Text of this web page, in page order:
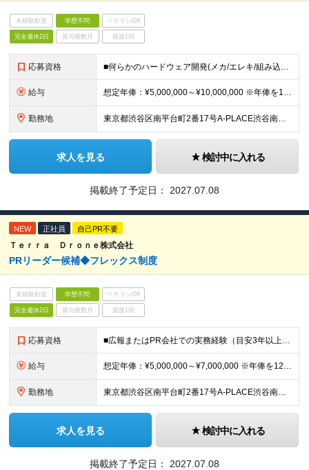
未経験歓迎 学歴不問 ベテランOK
完全週休2日 賞与複数月 面接1回
応募資格 ■何らかのハードウェア開発(メカ/エレキ/組み込み制御分野)へのコミット経験 ┗特定分野でも責任を持って開発活動にコミットしたご経験を重視 学生時代でもOK ■未経験でも自ら学び、実行に移していくとい
給与 想定年俸：¥5,000,000～¥10,000,000 ※年俸を12で割り、1/12を月額支給分とします。 月額：¥416,667～¥833,334 基本給：¥308,167～¥616,434 みなし
勤務地 東京都渋谷区南平台町2番17号A-PLACE渋谷南平台4階 （変更の範囲） 当社の支社およびグループ会社拠点 本ポジションは原則就業場所の変更はございません。
求人を見る 検討中に入れる
掲載終了予定日： 2027.07.08
NEW 正社員 自己PR不要
Ｔｅｒｒａ Ｄｒｏｎｅ株式会社
PRリーダー候補◆フレックス制度
未経験歓迎 学歴不問 ベテランOK
完全週休2日 賞与複数月 面接1回
応募資格 ■広報またはPR会社での実務経験（目安3年以上） ■メディアプロモート/メディアアプローチのご経験がある方 ■メディア対応、関係構築、取材調整などの実務経験 ■プレスリリースの執筆経験 ■社内外との柔
給与 想定年俸：¥5,000,000～¥7,000,000 ※年俸を12で割り、1/12を月額支給分とします。 月額：¥416,667～¥583,334 基本給：¥308,167～¥431,534 みなし残
勤務地 東京都渋谷区南平台町2番17号A-PLACE渋谷南平台4階 （変更の範囲） 当社の支社およびグループ会社拠点 本ポジションは原則就業場所の変更はございません。
求人を見る 検討中に入れる
掲載終了予定日： 2027.07.08